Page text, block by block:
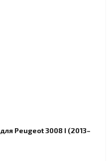
Peugeot 3008 I (2013–